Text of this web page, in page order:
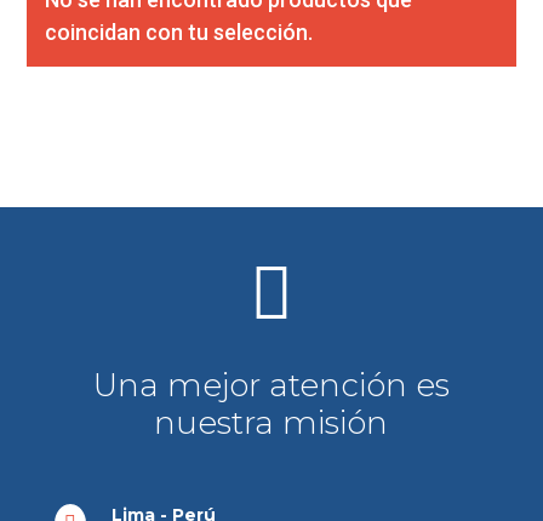
coincidan con tu selección.

Una mejor atención es
nuestra misión
Lima - Perú